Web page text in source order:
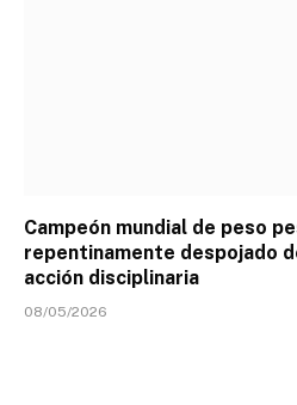
Campeón mundial de peso
repentinamente despojado
acción disciplinaria
08/05/2026